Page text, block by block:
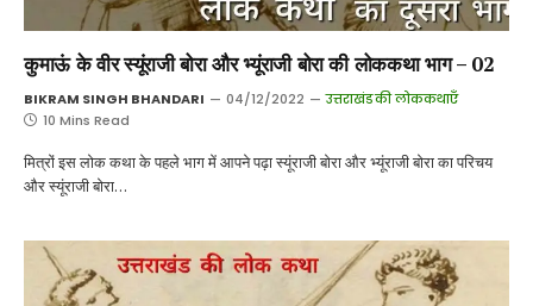
कुमाऊं के वीर स्यूंराजी बोरा और भ्यूंराजी बोरा की लोककथा भाग – 02
BIKRAM SINGH BHANDARI 04/12/2022
उत्तराखंड की लोककथाएँ
10 Mins Read
मित्रों इस लोक कथा के पहले भाग में आपने पढ़ा स्यूंराजी बोरा और भ्यूंराजी बोरा का परिचय
और स्यूंराजी बोरा…